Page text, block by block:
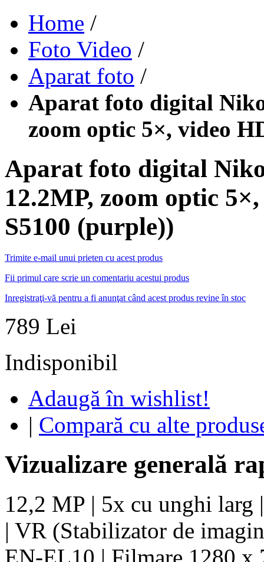
Home /
Foto Video /
Aparat foto /
Aparat foto digital
zoom optic 5×, video
Aparat foto digital
12.2MP, zoom optic
S5100 (purple))
Trimite e-mail unui prieten cu acest produs
Fii primul care scrie un comentariu acestui produs
Inregistraţi-vă pentru a fi anunţat când acest produs revine în stoc
789 Lei
Indisponibil
Adaugă în wishlist!
| Compară cu alte
Vizualizare generală
12,2 MP | 5x cu unghi
| VR (Stabilizator de
EN-EL10 | Filmare 1280 x